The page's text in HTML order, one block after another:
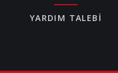
YARDIM TALEBI